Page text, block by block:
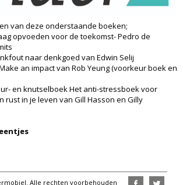
van deze onderstaande boeken;
opvoeden voor de toekomst- Pedro de
naar denkgoed van Edwin Selij
an impact van Rob Yeung (voorkeur boek en
en knutselboek Het anti-stressboek voor
rust in je leven van Gill Hasson en Gilly
Alle rechten voorbehouden